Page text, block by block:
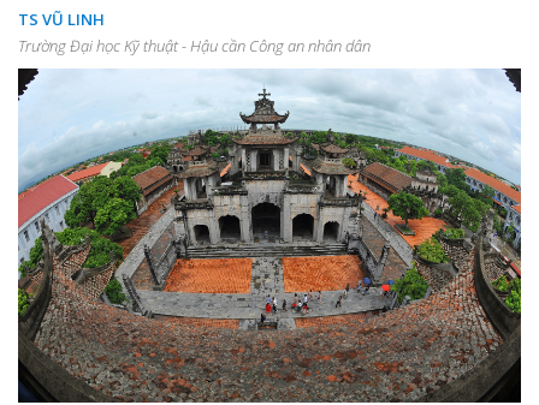
TS VŨ LINH
Trường Đại học Kỹ thuật - Hậu cần Công an nhân dân